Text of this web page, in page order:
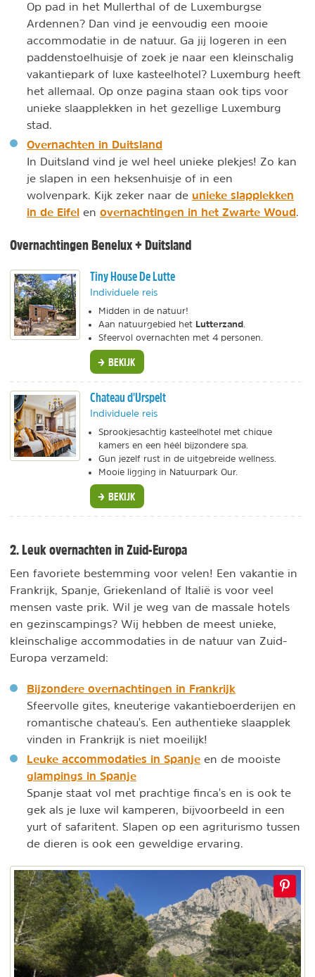
Op pad in het Mullerthal of de Luxemburgse
Ardennen? Dan vind je eenvoudig een mooie
accommodatie in de natuur. Ga jij logeren in een
paddenstoelhuisje of zoek je naar een kleinschalig
vakantiepark of luxe kasteelhotel? Luxemburg heeft
het allemaal. Op onze pagina staan ook tips voor
unieke slaapplekken in het gezellige Luxemburg
stad.
Overnachten in Duitsland
In Duitsland vind je wel heel unieke plekjes! Zo kan
je slapen in een heksenhuisje of in een
wolvenpark. Kijk zeker naar de unieke slapplekken
in de Eifel en overnachtingen in het Zwarte Woud
Overnachtingen Benelux + Duitsland
Tiny House De Lutte
Individuele reis
Midden in de natuur!
Aan natuurgebied het Lutterzand
Sfeervol overnachten met 4 personen.
BEKIJK
Chateau d'Urspelt
Individuele reis
Sprookjesachtig kasteelhotel met chique
kamers en een héél bijzondere spa.
Gun jezelf rust in de uitgebreide wellness.
Mooie ligging in Natuurpark Our.
BEKIJK
2. Leuk overnachten in Zuid-Europa
Een favoriete bestemming voor velen! Een vakantie in
Frankrijk, Spanje, Griekenland of Italië is voor veel
mensen vaste prik. Wil je weg van de massale hotels
en gezinscampings? Wij hebben de meest unieke,
kleinschalige accommodaties in de natuur van Zuid-
Europa verzameld:
Bijzondere overnachtingen in Frankrijk
Sfeervolle gîtes, kneuterige vakantieboerderijen en
romantische chateau's. Een authentieke slaapplek
vinden in Frankrijk is niet moeilijk!
Leuke accommodaties in Spanje en de mooiste
glampings in Spanje
Spanje staat vol met prachtige finca's en is ook te
gek als je luxe wil kamperen, bijvoorbeeld in een
yurt of safaritent. Slapen op een agriturismo tussen
de dieren is ook een geweldige ervaring.